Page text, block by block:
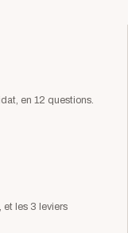
en 12 questions.
et les 3 leviers